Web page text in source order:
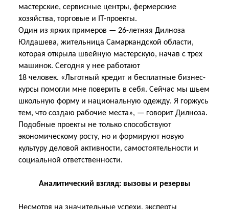
мастерские, сервисные центры, фермерские
хозяйства, торговые и IT-проекты.
Один из ярких примеров — 26-летняя Дилноза
Юлдашева, жительница Самаркандской области,
которая открыла швейную мастерскую, начав с трех
машинок. Сегодня у нее работают
18 человек. «Льготный кредит и бесплатные бизнес-
курсы помогли мне поверить в себя. Сейчас мы шьем
школьную форму и национальную одежду. Я горжусь
тем, что создаю рабочие места», — говорит Дилноза.
Подобные проекты не только способствуют
экономическому росту, но и формируют новую
культуру деловой активности, самостоятельности и
социальной ответственности.
Аналитический взгляд: вызовы и резервы